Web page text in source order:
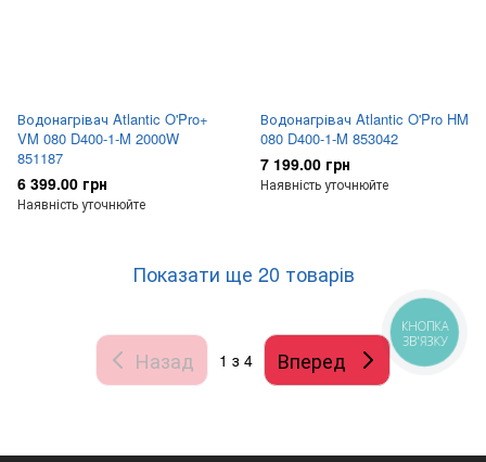
Водонагрівач Atlantic O'Pro+
VM 080 D400-1-M 2000W
851187
6 399.00 грн
Наявність уточнюйте
Водонагрівач Atlantic O'Pro HM
080 D400-1-M 853042
7 199.00 грн
Наявність уточнюйте
Показати ще 20 товарів
Назад 1 з 4 Вперед
КНОПКА
ЗВ'ЯЗКУ